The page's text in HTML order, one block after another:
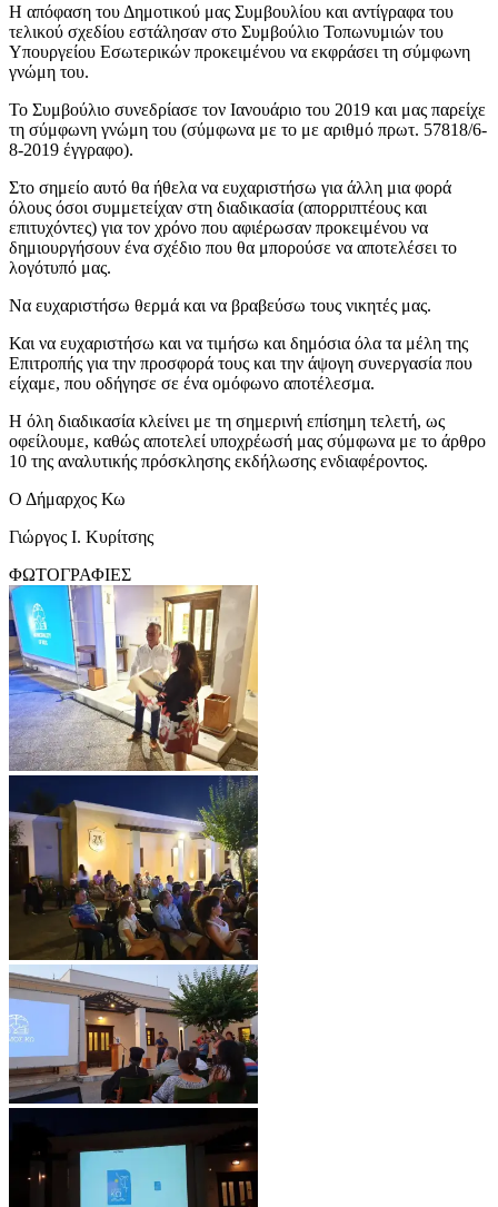
Η απόφαση του Δημοτικού μας Συμβουλίου και αντίγραφα του
τελικού σχεδίου εστάλησαν στο Συμβούλιο Τοπωνυμιών του
Υπουργείου Εσωτερικών προκειμένου να εκφράσει τη σύμφωνη
γνώμη του.
Το Συμβούλιο συνεδρίασε τον Ιανουάριο του 2019 και μας παρείχε
τη σύμφωνη γνώμη του (σύμφωνα με το με αριθμό πρωτ. 57818/6-
8-2019 έγγραφο).
Στο σημείο αυτό θα ήθελα να ευχαριστήσω για άλλη μια φορά
όλους όσοι συμμετείχαν στη διαδικασία (απορριπτέους και
επιτυχόντες) για τον χρόνο που αφιέρωσαν προκειμένου να
δημιουργήσουν ένα σχέδιο που θα μπορούσε να αποτελέσει το
λογότυπό μας.
Να ευχαριστήσω θερμά και να βραβεύσω τους νικητές μας.
Και να ευχαριστήσω και να τιμήσω και δημόσια όλα τα μέλη της
Επιτροπής για την προσφορά τους και την άψογη συνεργασία που
είχαμε, που οδήγησε σε ένα ομόφωνο αποτέλεσμα.
Η όλη διαδικασία κλείνει με τη σημερινή επίσημη τελετή, ως
οφείλουμε, καθώς αποτελεί υποχρέωσή μας σύμφωνα με το άρθρο
10 της αναλυτικής πρόσκλησης εκδήλωσης ενδιαφέροντος.
Ο Δήμαρχος Κω
Γιώργος I. Κυρίτσης
ΦΩΤΟΓΡΑΦΙΕΣ